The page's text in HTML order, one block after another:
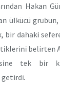
Hakan
ülkücü
bir dahaki
belirten
tek bir
getirdi.